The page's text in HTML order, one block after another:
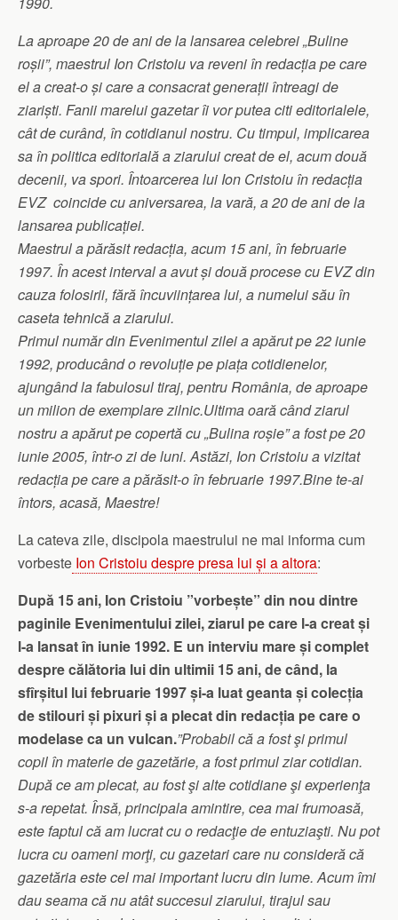
La aproape 20 de ani de la lansarea celebrei „Buline
roșii”, maestrul Ion Cristoiu va reveni în redacția pe care
el a creat-o și care a consacrat generații întreagi de
ziariști. Fanii marelui gazetar îi vor putea citi editorialele,
cât de curând, în cotidianul nostru. Cu timpul, implicarea
sa în politica editorială a ziarului creat de el, acum două
decenii, va spori. Întoarcerea lui Ion Cristoiu în redacția
EVZ coincide cu aniversarea, la vară, a 20 de ani de la
lansarea publicației.
Maestrul a părăsit redacția, acum 15 ani, în februarie
1997. În acest interval a avut și două procese cu EVZ din
cauza folosirii, fără încuviințarea lui, a numelui său în
caseta tehnică a ziarului.
Primul număr din Evenimentul zilei a apărut pe 22 iunie
1992, producând o revoluție pe piața cotidienelor,
ajungând la fabulosul tiraj, pentru România, de aproape
un milion de exemplare zilnic.Ultima oară când ziarul
nostru a apărut pe copertă cu „Bulina roșie” a fost pe 20
iunie 2005, într-o zi de luni. Astăzi, Ion Cristoiu a vizitat
redacția pe care a părăsit-o în februarie 1997.Bine te-ai
întors, acasă, Maestre!
La cateva zile, discipola maestrului ne mai informa cum
vorbeste Ion Cristoiu despre presa lui și a altora:
După 15 ani, Ion Cristoiu ”vorbește” din nou dintre
paginile Evenimentului zilei, ziarul pe care l-a creat și
l-a lansat în iunie 1992. E un interviu mare și complet
despre călătoria lui din ultimii 15 ani, de când, la
sfîrșitul lui februarie 1997 și-a luat geanta și colecția
de stilouri și pixuri și a plecat din redacția pe care o
modelase ca un vulcan.”Probabil că a fost şi primul
copil în materie de gazetărie, a fost primul ziar cotidian.
După ce am plecat, au fost şi alte cotidiane şi experienţa
s-a repetat. Însă, principala amintire, cea mai frumoasă,
este faptul că am lucrat cu o redacţie de entuziaşti. Nu pot
lucra cu oameni morţi, cu gazetari care nu consideră că
gazetăria este cel mai important lucru din lume. Acum îmi
dau seama că nu atât succesul ziarului, tirajul sau